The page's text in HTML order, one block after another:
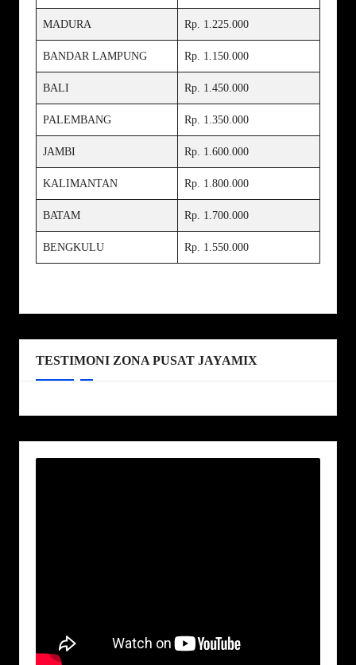
MADURA Rp. 1.225.000
BANDAR LAMPUNG Rp. 1.150.000
BALI Rp. 1.450.000
PALEMBANG Rp. 1.350.000
JAMBI Rp. 1.600.000
KALIMANTAN Rp. 1.800.000
BATAM Rp. 1.700.000
BENGKULU Rp. 1.550.000
TESTIMONI ZONA PUSAT JAYAMIX